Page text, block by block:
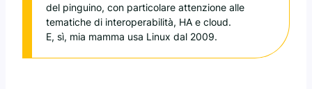
del pinguino, con particolare attenzione alle
tematiche di interoperabilità, HA e cloud.
E, sì, mia mamma usa Linux dal 2009.